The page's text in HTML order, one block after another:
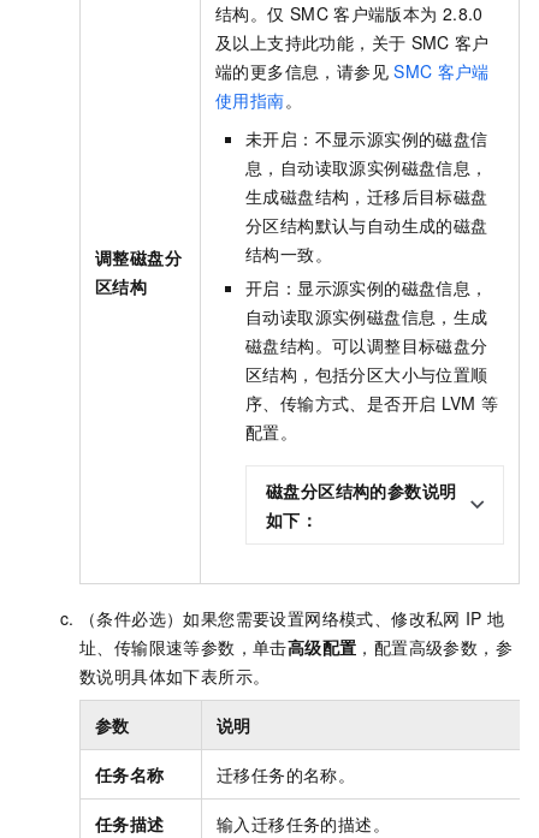
调整磁盘分
区结构
结构。仅 SMC 客户端版本为 2.8.0
及以上支持此功能，关于 SMC 客户
端的更多信息，请参见 SMC 客户端
使用指南。
未开启：不显示源实例的磁盘信
息，自动读取源实例磁盘信息，
生成磁盘结构，迁移后目标磁盘
分区结构默认与自动生成的磁盘
结构一致。
开启：显示源实例的磁盘信息，
自动读取源实例磁盘信息，生成
磁盘结构。可以调整目标磁盘分
区结构，包括分区大小与位置顺
序、传输方式、是否开启 LVM 等
配置。
磁盘分区结构的参数说明
如下：
（条件必选）如果您需要设置网络模式、修改私网 IP 地
址、传输限速等参数，单击高级配置 ，配置高级参数，参
数说明具体如下表所示。
参数 说明
任务名称 迁移任务的名称。
任务描述 输入迁移任务的描述。